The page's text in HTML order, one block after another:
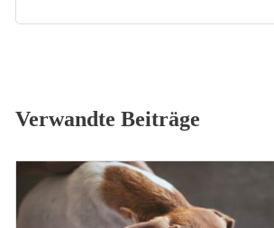
Verwandte Beiträge